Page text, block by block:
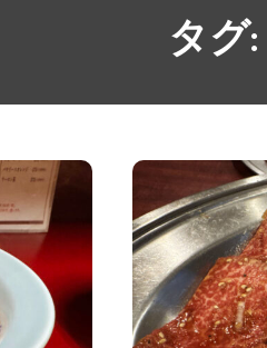
タグ: